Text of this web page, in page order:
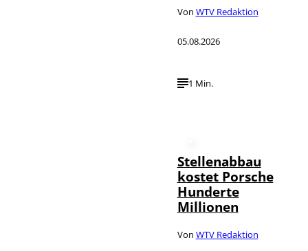
Von WTV Redaktion
05.08.2026
1 Min.
Stellenabbau
kostet Porsche
Hunderte
Millionen
Von WTV Redaktion